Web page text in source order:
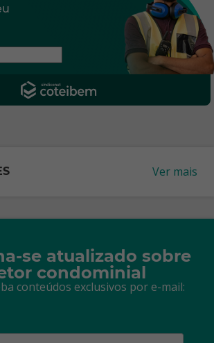
Ver mais
se atualizado sobre
condominial
conteúdos exclusivos por e-mail: